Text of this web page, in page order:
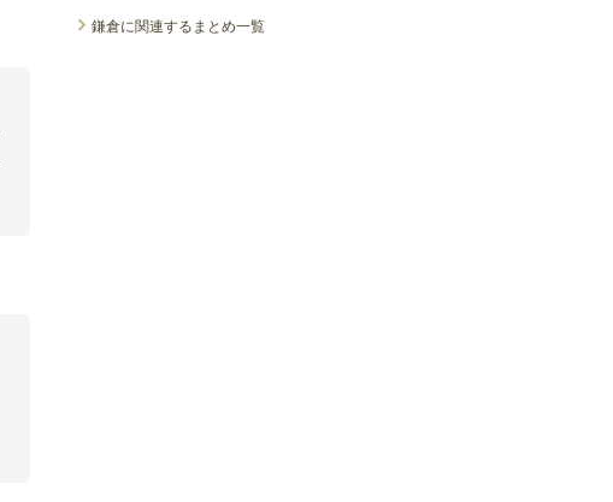
鎌倉に関連するまとめ一覧